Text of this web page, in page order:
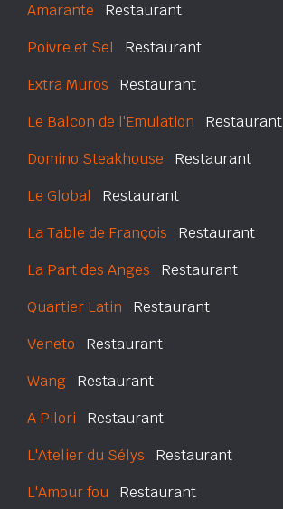
Amarante Restaurant
Poivre et Sel Restaurant
Extra Muros Restaurant
Le Balcon de l'Emulation Restaurant
Domino Steakhouse Restaurant
Le Global Restaurant
La Table de François Restaurant
La Part des Anges Restaurant
Quartier Latin Restaurant
Veneto Restaurant
Wang Restaurant
A Pilori Restaurant
L'Atelier du Sélys Restaurant
L'Amour fou Restaurant